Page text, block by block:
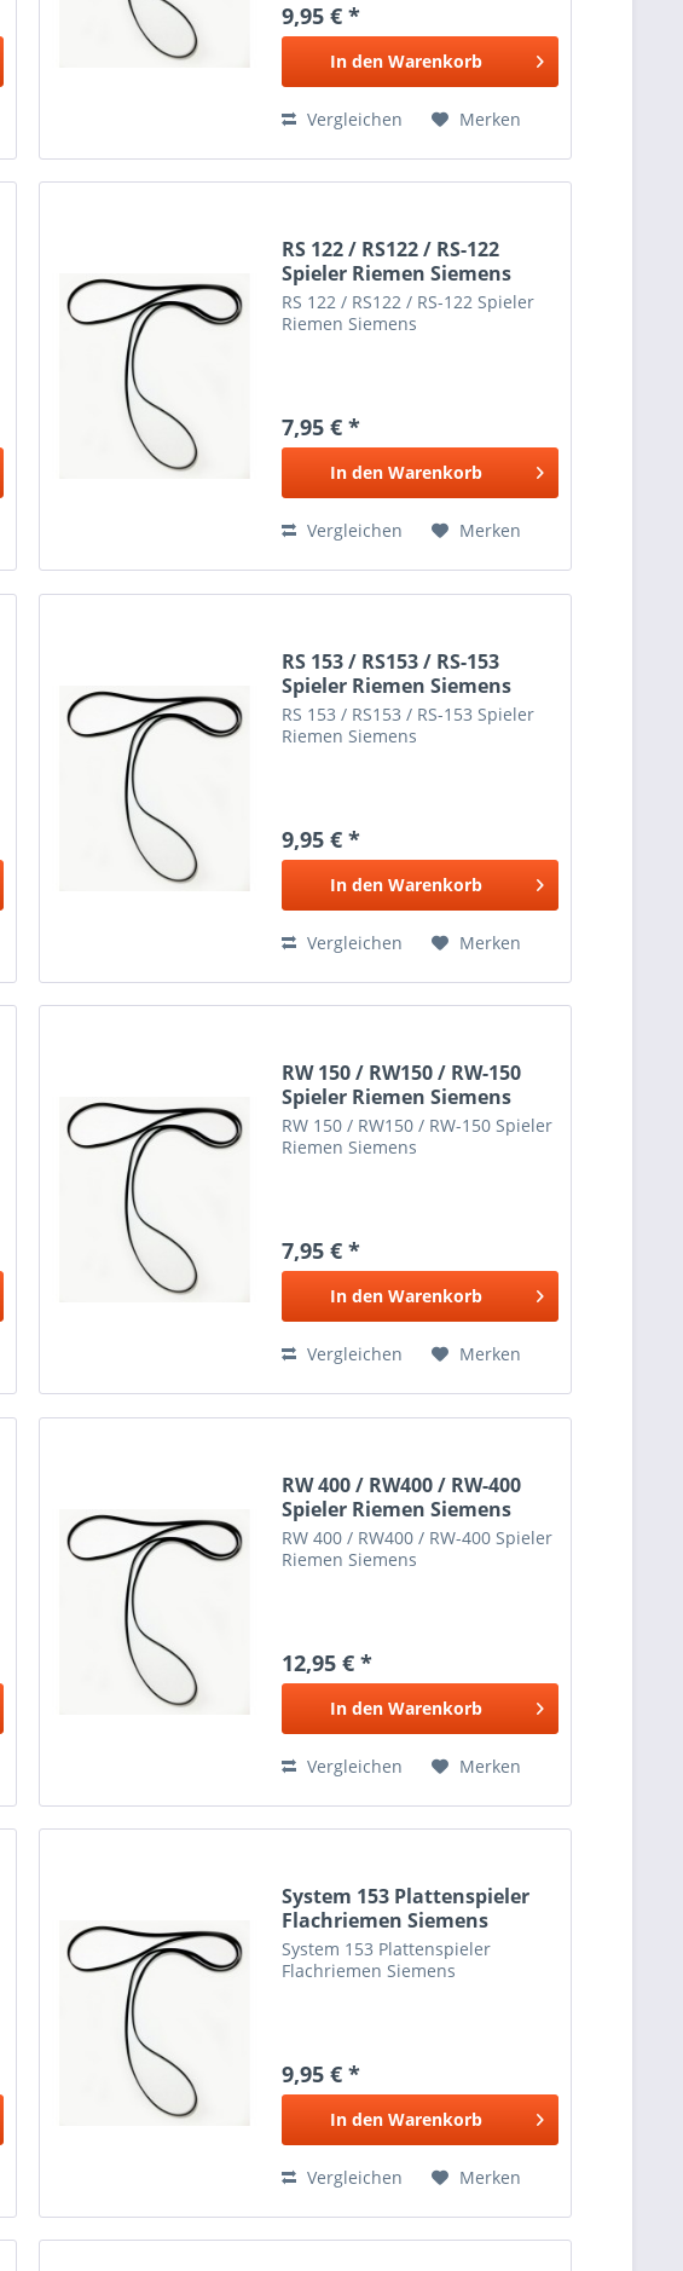
9,95 € *
In den Warenkorb
Vergleichen Merken
RS 122 / RS122 / RS-122
Spieler Riemen Siemens
RS 122 / RS122 / RS-122 Spieler
Riemen Siemens
7,95 € *
In den Warenkorb
Vergleichen Merken
RS 153 / RS153 / RS-153
Spieler Riemen Siemens
RS 153 / RS153 / RS-153 Spieler
Riemen Siemens
9,95 € *
In den Warenkorb
Vergleichen Merken
RW 150 / RW150 / RW-150
Spieler Riemen Siemens
RW 150 / RW150 / RW-150 Spieler
Riemen Siemens
7,95 € *
In den Warenkorb
Vergleichen Merken
RW 400 / RW400 / RW-400
Spieler Riemen Siemens
RW 400 / RW400 / RW-400 Spieler
Riemen Siemens
12,95 € *
In den Warenkorb
Vergleichen Merken
System 153 Plattenspieler
Flachriemen Siemens
System 153 Plattenspieler
Flachriemen Siemens
9,95 € *
In den Warenkorb
Vergleichen Merken